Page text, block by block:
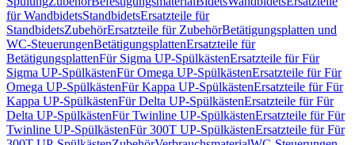
für WandbidetsStandbidetsErsatzteile für
StandbidetsZubehörErsatzteile für ZubehörBetätigungsplatten und
WC-SteuerungenBetätigungsplattenErsatzteile für
BetätigungsplattenFür Sigma UP-SpülkästenErsatzteile für Für
Sigma UP-SpülkästenFür Omega UP-SpülkästenErsatzteile für Für
Omega UP-SpülkästenFür Kappa UP-SpülkästenErsatzteile für Für
Kappa UP-SpülkästenFür Delta UP-SpülkästenErsatzteile für Für
Delta UP-SpülkästenFür Twinline UP-SpülkästenErsatzteile für Für
Twinline UP-SpülkästenFür 300T UP-SpülkästenErsatzteile für Für